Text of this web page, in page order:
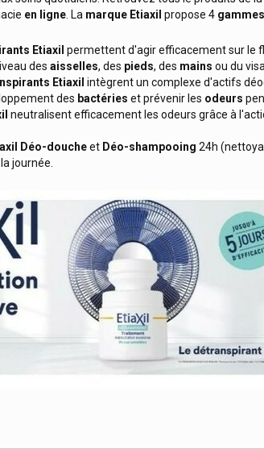
en ligne . La marque Etiaxil propose 4 gammes
Etiaxil permettent d'agir efficacement sur le
des aisselles, des pieds, des mains ou du
Etiaxil intègrent un complexe d'actifs
des bactéries et prévenir les odeurs
neutralisent efficacement les odeurs grâce à
Déo-doucheet Déo-shampooing 24h
journée.